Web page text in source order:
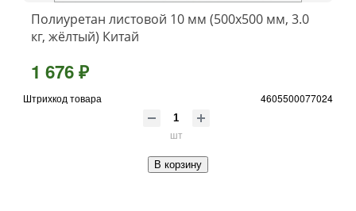
Полиуретан листовой 10 мм (500х500 мм, 3.0
кг, жёлтый) Китай
1 676 ₽
Штрихкод товара 4605500077024
шт
В корзину